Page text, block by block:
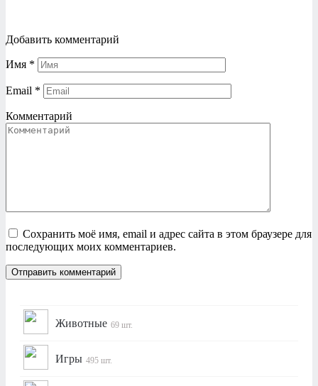
Добавить комментарий
Имя *
Email *
Комментарий
Сохранить моё имя, email и адрес сайта в этом браузере для
последующих моих комментариев.
Животные 69 шт.
Игры 495 шт.